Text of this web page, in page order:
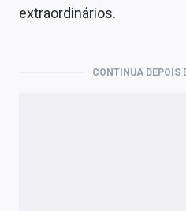
extraordinários.
CONTINUA DEPOIS